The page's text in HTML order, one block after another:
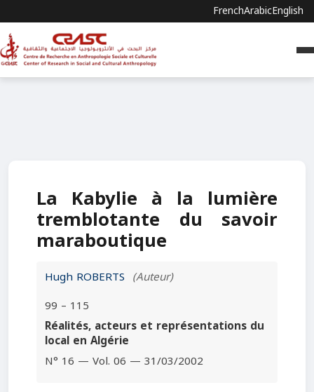
FrenchArabicEnglish
La Kabylie à la lumière
tremblotante du savoir
maraboutique
Hugh ROBERTS (Auteur)
99 – 115
Réalités, acteurs et représentations du
local en Algérie
N° 16 — Vol. 06 — 31/03/2002